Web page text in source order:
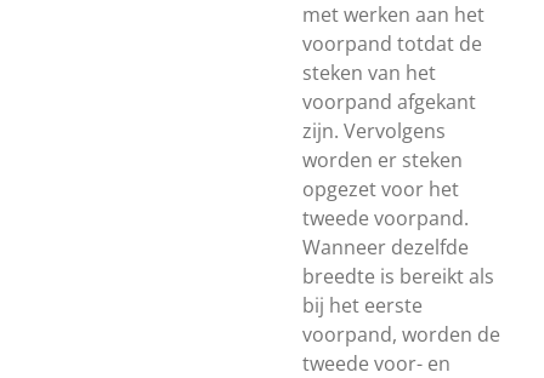
met werken aan het
voorpand totdat de
steken van het
voorpand afgekant
zijn. Vervolgens
worden er steken
opgezet voor het
tweede voorpand.
Wanneer dezelfde
breedte is bereikt als
bij het eerste
voorpand, worden de
tweede voor- en